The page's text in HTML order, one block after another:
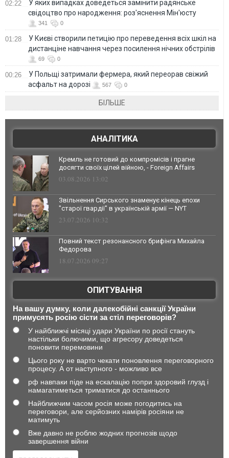
02:22
У яких випадках доведеться замінити радянське
свідоцтво про народження: роз'яснення Мін'юсту
341 0
01:28
У Києві створили петицію про переведення всіх шкіл на
дистанціне навчання через посилення нічних обстрілів
69 0
00:26
У Польщі затримали фермера, який переорав свіжий
асфальт на дорозі
567 0
БІЛЬШЕ
АНАЛІТИКА
Кремль не готовий до компромісів і прагне
досягти своїх цілей війною, - Foreign Affairs
03.08.2026 13:02
Звільнення Сирського знаменує кінець епохи
"старої гвардії" в українській армії — NYT
23.07.2026 10:32
Повний текст резонансного брифінга Михайла
Федорова
18.07.2026 09:27
ОПИТУВАННЯ
На вашу думку, коли далекобійні санкції України
примусять росію сісти за стіл переговорів?
У найближчі місяці удари України по росії стануть
настільки болючими, що агресору доведеться
поновити перемовини
Цього року не варто чекати поновлення переговорного
процесу. А от наступного - можливо все
рф навпаки піде на ескалацію попри здоровий глузд і
намагатиметься триматися до останнього
Найближчим часом росія може погодитись на
переговори, але серйозних намірів росіяни не
матимуть
Вже давно не роблю жодних прогнозів щодо
завершення війни